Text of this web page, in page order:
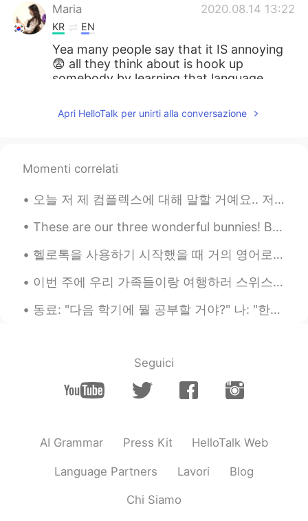
Maria 2020.08.14 13:22
KR EN
Yea many people say that it IS annoying
😨 all they think about is hook up
somebody by learning that language
kidy 2020.08.14 13:22
한국도 비슷하다면 비슷...
KR EN
한국도 이런거 있어요
Apri HelloTalk per unirti alla conversazione
Momenti correlati
오늘 저 제 컴플렉스에 대해 말할 거예요.. 저는무슨 언어로 말하든 말을 더듬어요 평생 이렇게 말 더듬을 것 같아서 너무 싫어요... 한국에 갔을 때 한국어로 말할 때마다 너...
These are our three wonderful bunnies! Because of the warm weather they made a little spot in fro...
헬로톡을 사용하기 시작했을 때 거의 영어로만 얘기를 나눴는데 매일매일 한국어를 연습해서 지금은 한국 친구들이랑 100% 한국어로 다소 편하게 말할 수 있어요 :) 제가 여전...
이번 주에 우리 가족들이랑 여행하러 스위스와 독일에 갔어요! 스위스에 있었을 때 세계에서 가장 가파른 톱니바퀴 길로 갔어요. 정상에세(2100 M) 계곡까지(450 M) 걸어...
동료: "다음 학기에 뭘 공부할 거야?" 나: "한국어학!" 동료: "어... 아시아인이 되고 싶으니..?" 나: "음... 아니? 그냥 네덜란드 사람 되고 싶어?" 동료...
Seguici
AI Grammar Press Kit HelloTalk Web
Language Partners Lavori Blog
Chi Siamo